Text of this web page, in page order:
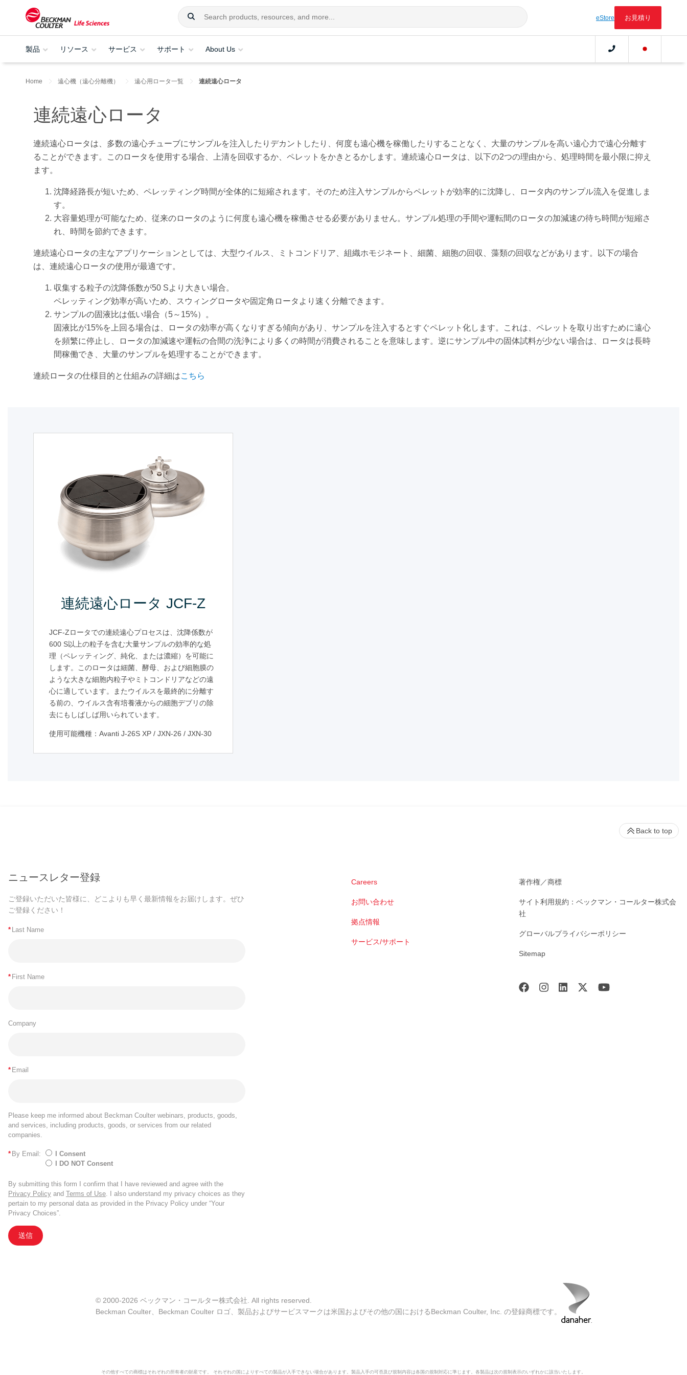
eStore お見積り
製品 リソース サービス サポート About Us
Home 遠心機（遠心分離機） 遠心用ロータ一覧 連続遠心ロータ
連続遠心ロータ
連続遠心ロータは、多数の遠心チューブにサンプルを注入したりデカントしたり、何度も遠心機を稼働したりすることなく、大量のサンプルを高い遠心力で遠心分離す
ることができます。このロータを使用する場合、上清を回収するか、ペレットをかきとるかします。連続遠心ロータは、以下の2つの理由から、処理時間を最小限に抑え
ます。
沈降経路長が短いため、ペレッティング時間が全体的に短縮されます。そのため注入サンプルからペレットが効率的に沈降し、ロータ内のサンプル流入を促進しま
す。
大容量処理が可能なため、従来のロータのように何度も遠心機を稼働させる必要がありません。サンプル処理の手間や運転間のロータの加減速の待ち時間が短縮さ
れ、時間を節約できます。
連続遠心ロータの主なアプリケーションとしては、大型ウイルス、ミトコンドリア、組織ホモジネート、細菌、細胞の回収、藻類の回収などがあります。以下の場合
は、連続遠心ロータの使用が最適です。
収集する粒子の沈降係数が50 Sより大きい場合。
ペレッティング効率が高いため、スウィングロータや固定角ロータより速く分離できます。
サンプルの固液比は低い場合（5～15%）。
固液比が15%を上回る場合は、ロータの効率が高くなりすぎる傾向があり、サンプルを注入するとすぐペレット化します。これは、ペレットを取り出すために遠心
を頻繁に停止し、ロータの加減速や運転の合間の洗浄により多くの時間が消費されることを意味します。逆にサンプル中の固体試料が少ない場合は、ロータは長時
間稼働でき、大量のサンプルを処理することができます。
連続ロータの仕様目的と仕組みの詳細はこちら
連続遠心ロータ JCF-Z
JCF-Zロータでの連続遠心プロセスは、沈降係数が
600 S以上の粒子を含む大量サンプルの効率的な処
理（ペレッティング、純化、または濃縮）を可能に
します。このロータは細菌、酵母、および細胞膜の
ような大きな細胞内粒子やミトコンドリアなどの遠
心に適しています。またウイルスを最終的に分離す
る前の、ウイルス含有培養液からの細胞デブリの除
去にもしばしば用いられています。
使用可能機種：Avanti J-26S XP / JXN-26 / JXN-30
ニュースレター登録
ご登録いただいた皆様に、どこよりも早く最新情報をお届けします。ぜひ
ご登録ください！
* Last Name
* First Name
Company
* Email
Please keep me informed about Beckman Coulter webinars, products, goods,
and services, including products, goods, or services from our related
companies.
* By Email:
I Consent
I DO NOT Consent
By submitting this form I confirm that I have reviewed and agree with the
Privacy Policy and Terms of Use. I also understand my privacy choices as they
pertain to my personal data as provided in the Privacy Policy under “Your
Privacy Choices”.
送信
Careers
お問い合わせ
拠点情報
サービス/サポート
著作権／商標
サイト利用規約：ベックマン・コールター株式会
社
グローバルプライバシーポリシー
Sitemap
Back to top
© 2000-2026 ベックマン・コールター株式会社. All rights reserved.
Beckman Coulter、Beckman Coulter ロゴ、製品およびサービスマークは米国およびその他の国におけるBeckman Coulter, Inc. の登録商標です。
その他すべての商標はそれぞれの所有者の財産です。 それぞれの国によりすべての製品が入手できない場合があります。製品入手の可否及び規制内容は各国の規制対応に準じます。各製品は次の規制表示のいずれかに該当いたします。